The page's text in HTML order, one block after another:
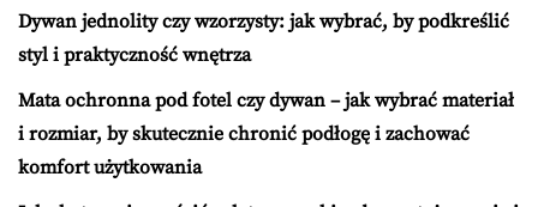
Dywan jednolity czy wzorzysty: jak wybrać, by podkreślić
styl i praktyczność wnętrza
Mata ochronna pod fotel czy dywan – jak wybrać materiał
i rozmiar, by skutecznie chronić podłogę i zachować
komfort użytkowania